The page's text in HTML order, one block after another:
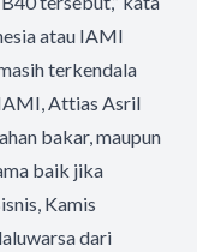
atau IAMI
terkendala
Attias Asril
bakar, maupun
baik jika
Kamis
dari